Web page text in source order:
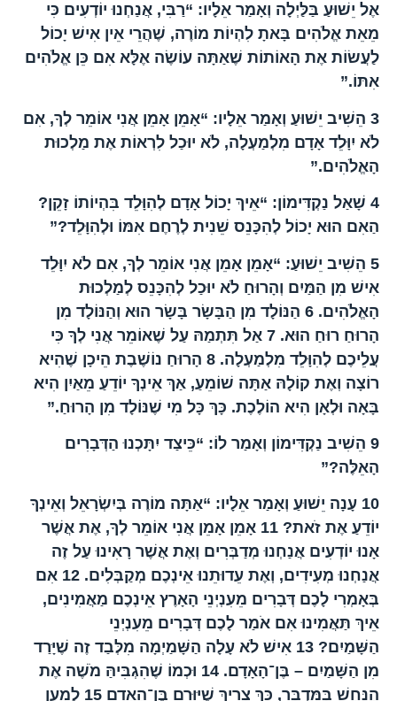
אֶל יֵשׁוּעַ בַּלַּיְלָה וְאָמַר אֵלָיו: “רַבִּי, אֲנַחְנוּ יוֹדְעִים כִּי
מֵאֵת אֱלֹהִים בָּאתָ לִהְיוֹת מוֹרֶה, שֶׁהֲרֵי אֵין אִישׁ יָכוֹל
לַעֲשׂוֹת אֶת הָאוֹתוֹת שֶׁאַתָּה עוֹשֶׂה אֶלָּא אִם כֵּן אֱלֹהִים
אִתּוֹ.”
3 הֵשִׁיב יֵשׁוּעַ וְאָמַר אֵלָיו: “אָמֵן אָמֵן אֲנִי אוֹמֵר לְךָ, אִם
לֹא יִוָּלֵד אָדָם מִלְמַעְלָה, לֹא יוּכַל לִרְאוֹת אֶת מַלְכוּת
הָאֱלֹהִים.”
4 שָׁאַל נַקְדִּימוֹן: “אֵיךְ יָכוֹל אָדָם לְהִוָּלֵד בִּהְיוֹתוֹ זָקֵן?
הַאִם הוּא יָכוֹל לְהִכָּנֵס שֵׁנִית לְרֶחֶם אִמּוֹ וּלְהִוָּלֵד?”
5 הֵשִׁיב יֵשׁוּעַ: “אָמֵן אָמֵן אֲנִי אוֹמֵר לְךָ, אִם לֹא יִוָּלֵד
אִישׁ מִן הַמַּיִם וְהָרוּחַ לֹא יוּכַל לְהִכָּנֵס לְמַלְכוּת
הָאֱלֹהִים. 6 הַנּוֹלָד מִן הַבָּשָׂר בָּשָׂר הוּא וְהַנּוֹלָד מִן
הָרוּחַ רוּחַ הוּא. 7 אַל תִּתְמַהּ עַל שֶׁאוֹמֵר אֲנִי לְךָ כִּי
עֲלֵיכֶם לְהִוָּלֵד מִלְמַעְלָה. 8 הָרוּחַ נוֹשֶׁבֶת הֵיכָן שֶׁהִיא
רוֹצָה וְאֶת קוֹלָהּ אַתָּה שׁוֹמֵעַ, אַךְ אֵינְךָ יוֹדֵעַ מֵאַיִן הִיא
בָּאָה וּלְאָן הִיא הוֹלֶכֶת. כָּךְ כָּל מִי שֶׁנּוֹלָד מִן הָרוּחַ.”
9 הֵשִׁיב נַקְדִּימוֹן וְאָמַר לוֹ: “כֵּיצַד יִתָּכְנוּ הַדְּבָרִים
הָאֵלֶּה?”
10 עָנָה יֵשׁוּעַ וְאָמַר אֵלָיו: “אַתָּה מוֹרֶה בְּיִשְׂרָאֵל וְאֵינְךָ
יוֹדֵעַ אֶת זֹאת? 11 אָמֵן אָמֵן אֲנִי אוֹמֵר לְךָ, אֶת אֲשֶׁר
אָנוּ יוֹדְעִים אֲנַחְנוּ מְדַבְּרִים וְאֶת אֲשֶׁר רָאִינוּ עַל זֶה
אֲנַחְנוּ מְעִידִים, וְאֶת עֵדוּתֵנוּ אֵינְכֶם מְקַבְּלִים. 12 אִם
בְּאָמְרִי לָכֶם דְּבָרִים מֵעִנְיְנֵי הָאָרֶץ אֵינְכֶם מַאֲמִינִים,
אֵיךְ תַּאֲמִינוּ אִם אֹמַר לָכֶם דְּבָרִים מֵעִנְיְנֵי
הַשָּׁמַיִם? 13 אִישׁ לֹא עָלָה הַשָּׁמַיְמָה מִלְּבַד זֶה שֶׁיָּרַד
מִן הַשָּׁמַיִם – בֶּן־הָאָדָם. 14 וּכְמוֹ שֶׁהִגְבִּיהַּ מֹשֶׁה אֶת
הַנָּחָשׁ בַּמִּדְבָּר, כָּךְ צָרִיךְ שֶׁיּוּרַם בֶּן־הָאָדָם 15 לְמַעַן